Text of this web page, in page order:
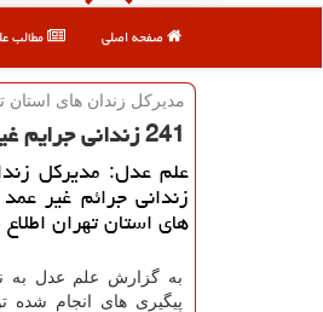
صفحه اصلی مطالب
مدیركل زندان های استان
241 زندانی جرایم غیرعمد در 6 ماهه نخست سال آزاد شدند
های استان تهران
به گزارش علم عدل به
پیگیری های انجام شده